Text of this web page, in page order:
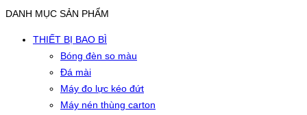
DANH MỤC SẢN PHẨM
THIẾT BỊ BAO BÌ
Bóng đèn so màu
Đá mài
Máy đo lực kéo đứt
Máy nén thùng carton